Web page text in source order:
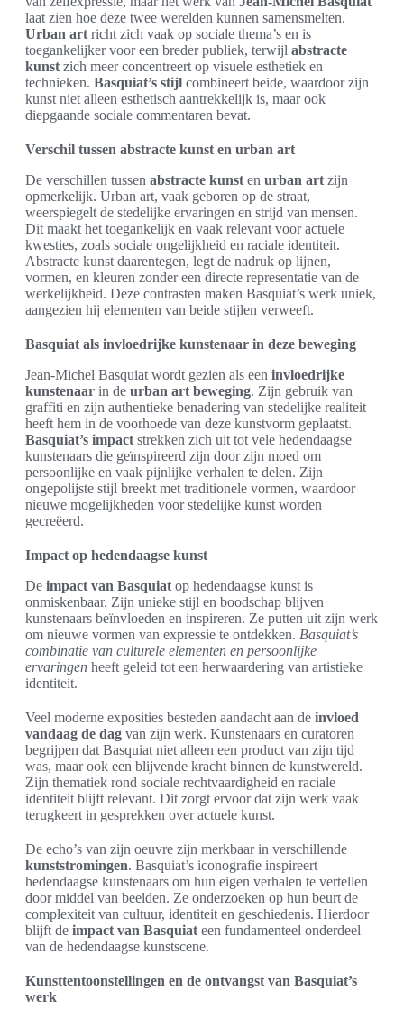
laat zien hoe deze twee werelden kunnen samensmelten.
Urban art richt zich vaak op sociale thema’s en is
toegankelijker voor een breder publiek, terwijl abstracte
kunst zich meer concentreert op visuele esthetiek en
technieken. Basquiat’s stijl combineert beide, waardoor zijn
kunst niet alleen esthetisch aantrekkelijk is, maar ook
diepgaande sociale commentaren bevat.
Verschil tussen abstracte kunst en urban art
De verschillen tussen abstracte kunst en urban art zijn
opmerkelijk. Urban art, vaak geboren op de straat,
weerspiegelt de stedelijke ervaringen en strijd van mensen.
Dit maakt het toegankelijk en vaak relevant voor actuele
kwesties, zoals sociale ongelijkheid en raciale identiteit.
Abstracte kunst daarentegen, legt de nadruk op lijnen,
vormen, en kleuren zonder een directe representatie van de
werkelijkheid. Deze contrasten maken Basquiat’s werk uniek,
aangezien hij elementen van beide stijlen verweeft.
Basquiat als invloedrijke kunstenaar in deze beweging
Jean-Michel Basquiat wordt gezien als een invloedrijke
kunstenaar in de urban art beweging. Zijn gebruik van
graffiti en zijn authentieke benadering van stedelijke realiteit
heeft hem in de voorhoede van deze kunstvorm geplaatst.
Basquiat’s impact strekken zich uit tot vele hedendaagse
kunstenaars die geïnspireerd zijn door zijn moed om
persoonlijke en vaak pijnlijke verhalen te delen. Zijn
ongepolijste stijl breekt met traditionele vormen, waardoor
nieuwe mogelijkheden voor stedelijke kunst worden
gecreëerd.
Impact op hedendaagse kunst
De impact van Basquiat op hedendaagse kunst is
onmiskenbaar. Zijn unieke stijl en boodschap blijven
kunstenaars beïnvloeden en inspireren. Ze putten uit zijn werk
om nieuwe vormen van expressie te ontdekken. Basquiat’s
combinatie van culturele elementen en persoonlijke
ervaringen heeft geleid tot een herwaardering van artistieke
identiteit.
Veel moderne exposities besteden aandacht aan de invloed
vandaag de dag van zijn werk. Kunstenaars en curatoren
begrijpen dat Basquiat niet alleen een product van zijn tijd
was, maar ook een blijvende kracht binnen de kunstwereld.
Zijn thematiek rond sociale rechtvaardigheid en raciale
identiteit blijft relevant. Dit zorgt ervoor dat zijn werk vaak
terugkeert in gesprekken over actuele kunst.
De echo’s van zijn oeuvre zijn merkbaar in verschillende
kunststromingen. Basquiat’s iconografie inspireert
hedendaagse kunstenaars om hun eigen verhalen te vertellen
door middel van beelden. Ze onderzoeken op hun beurt de
complexiteit van cultuur, identiteit en geschiedenis. Hierdoor
blijft de impact van Basquiat een fundamenteel onderdeel
van de hedendaagse kunstscene.
Kunsttentoonstellingen en de ontvangst van Basquiat’s
werk